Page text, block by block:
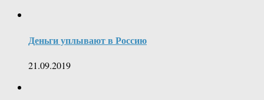
Деньги уплывают в Россию
21.09.2019